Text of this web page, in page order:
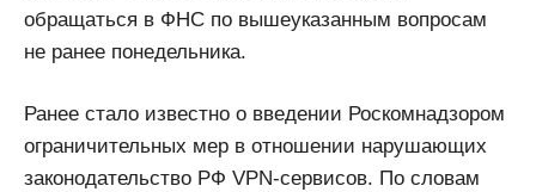
обращаться в ФНС по вышеуказанным вопросам
не ранее понедельника.
Ранее стало известно о введении Роскомнадзором
ограничительных мер в отношении нарушающих
законодательство РФ VPN-сервисов. По словам